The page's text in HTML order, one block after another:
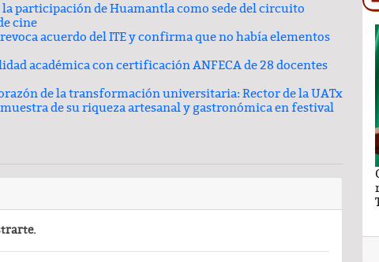
participación de Huamantla como sede del circuito
cine
acuerdo del ITE y confirma que no había elementos
académica con certificación ANFECA de 28 docentes
de la transformación universitaria: Rector de la UATx
de su riqueza artesanal y gastronómica en festival
caro a Ana Lilia